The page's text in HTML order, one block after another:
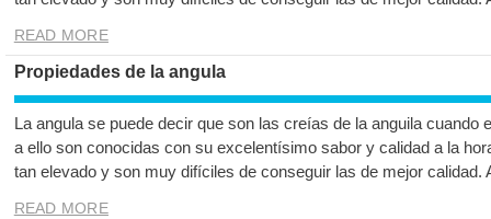
READ MORE
Propiedades de la angula
La angula se puede decir que son las creías de la anguila cuando
a ello son conocidas con su excelentísimo sabor y calidad a la
tan elevado y son muy difíciles de conseguir las de mejor
READ MORE